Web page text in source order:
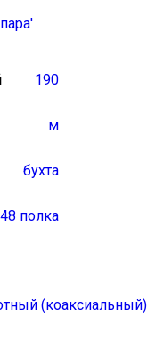
190
м
бухта
48 полка
(коаксиальный)